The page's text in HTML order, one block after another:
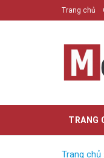
Trang chủ
TRANG
Trang chủ